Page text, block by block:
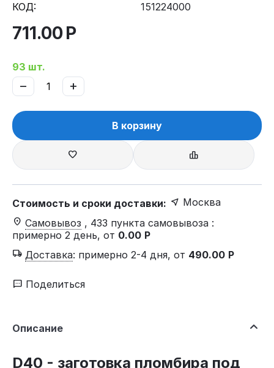
КОД: 151224000
711.00Р
93 шт.
+
−
В корзину
Стоимость и сроки доставки:
Москва
Самовывоз , 433 пункта самовывоза :
примерно 2 день, от 0.00 Р
Доставка: примерно 2-4 дня, от 490.00 Р
Поделиться
Описание
D40 - заготовка пломбира под